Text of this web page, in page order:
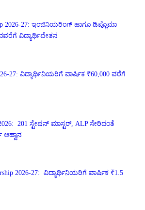
2026-27: ಇಂಜಿನಿಯರಿಂಗ್ ಹಾಗೂ ಡಿಪ್ಲೊಮಾ
ವಿದ್ಯಾರ್ಥಿವೇತನ
27: ವಿದ್ಯಾರ್ಥಿನಿಯರಿಗೆ ವಾರ್ಷಿಕ ₹60,000 ವರೆಗೆ
201 ಸ್ಟೇಷನ್ ಮಾಸ್ಟರ್, ALP ಸೇರಿದಂತೆ
2026-27: ವಿದ್ಯಾರ್ಥಿನಿಯರಿಗೆ ವಾರ್ಷಿಕ ₹1.5